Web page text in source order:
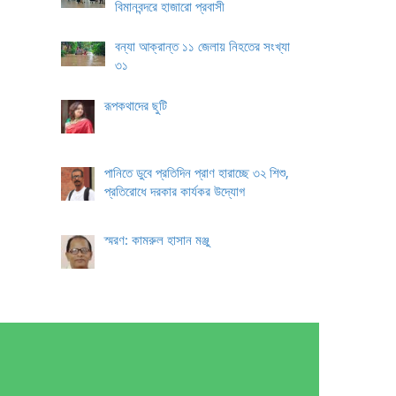
বিমানবন্দরে হাজারো প্রবাসী
বন্যা আক্রান্ত ১১ জেলায় নিহতের সংখ্যা
৩১
রূপকথাদের ছুটি
পানিতে ডুবে প্রতিদিন প্রাণ হারাচ্ছে ৩২ শিশু,
প্রতিরোধে দরকার কার্যকর উদ্যোগ
স্মরণ: কামরুল হাসান মঞ্জু